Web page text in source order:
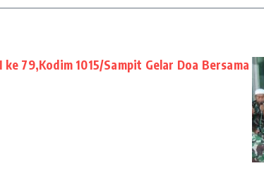
ke 79,Kodim 1015/Sampit Gelar Doa Bersama